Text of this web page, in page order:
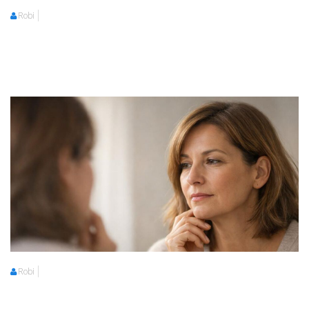
Robi
Robi